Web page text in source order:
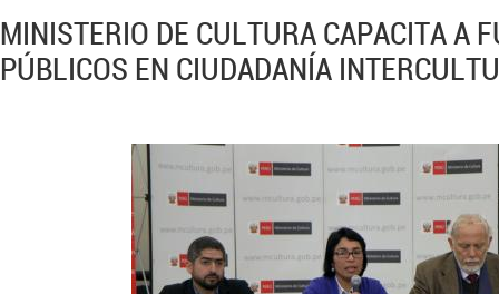
MINISTERIO DE CULTURA CAPACITA A
PÚBLICOS EN CIUDADANÍA